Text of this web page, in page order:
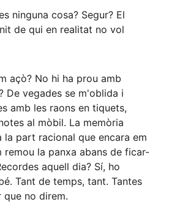
ninguna cosa? Segur? El
de qui en realitat no vol
açò? No hi ha prou amb
De vegades se m'oblida i
amb les raons en tiquets,
al mòbil. La memòria
la part racional que encara em
remou la panxa abans de ficar-
aquell dia? Sí, ho
Tant de temps, tant. Tantes
que no direm.